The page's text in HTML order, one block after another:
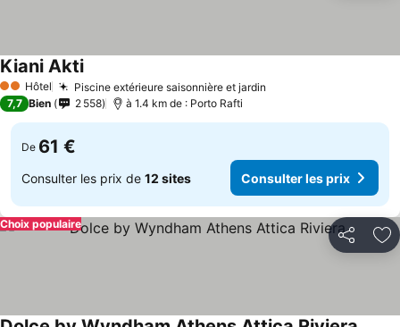
2 Étoiles
Hôtel Piscine extérieure saisonnière et jardin
Kiani Akti
7,7 Bien 2 558 à 1.4 km de : Porto Rafti
De 61 €
Consulter les prix de 12 sites Consulter les prix
Partager
Choix populaire